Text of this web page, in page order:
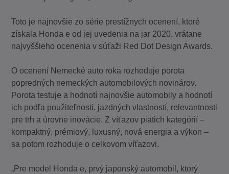
Toto je najnovšie zo série prestížnych ocenení, ktoré
získala Honda e od jej uvedenia na jar 2020, vrátane
najvyššieho ocenenia v súťaži Red Dot Design Awards.
O ocenení Nemecké auto roka rozhoduje porota
popredných nemeckých automobilových novinárov.
Porota testuje a hodnotí najnovšie automobily a hodnotí
ich podľa použiteľnosti, jazdných vlastností, relevantnosti
pre trh a úrovne inovácie. Z víťazov piatich kategórií –
kompaktný, prémiový, luxusný, nová energia a výkon –
sa potom rozhoduje o celkovom víťazovi.
„Pre model Honda e, prvý japonský automobil, ktorý